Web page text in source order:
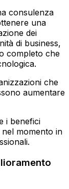
consulenza
una
dei
di business,
completo che
che
aumentare
i benefici
momento in